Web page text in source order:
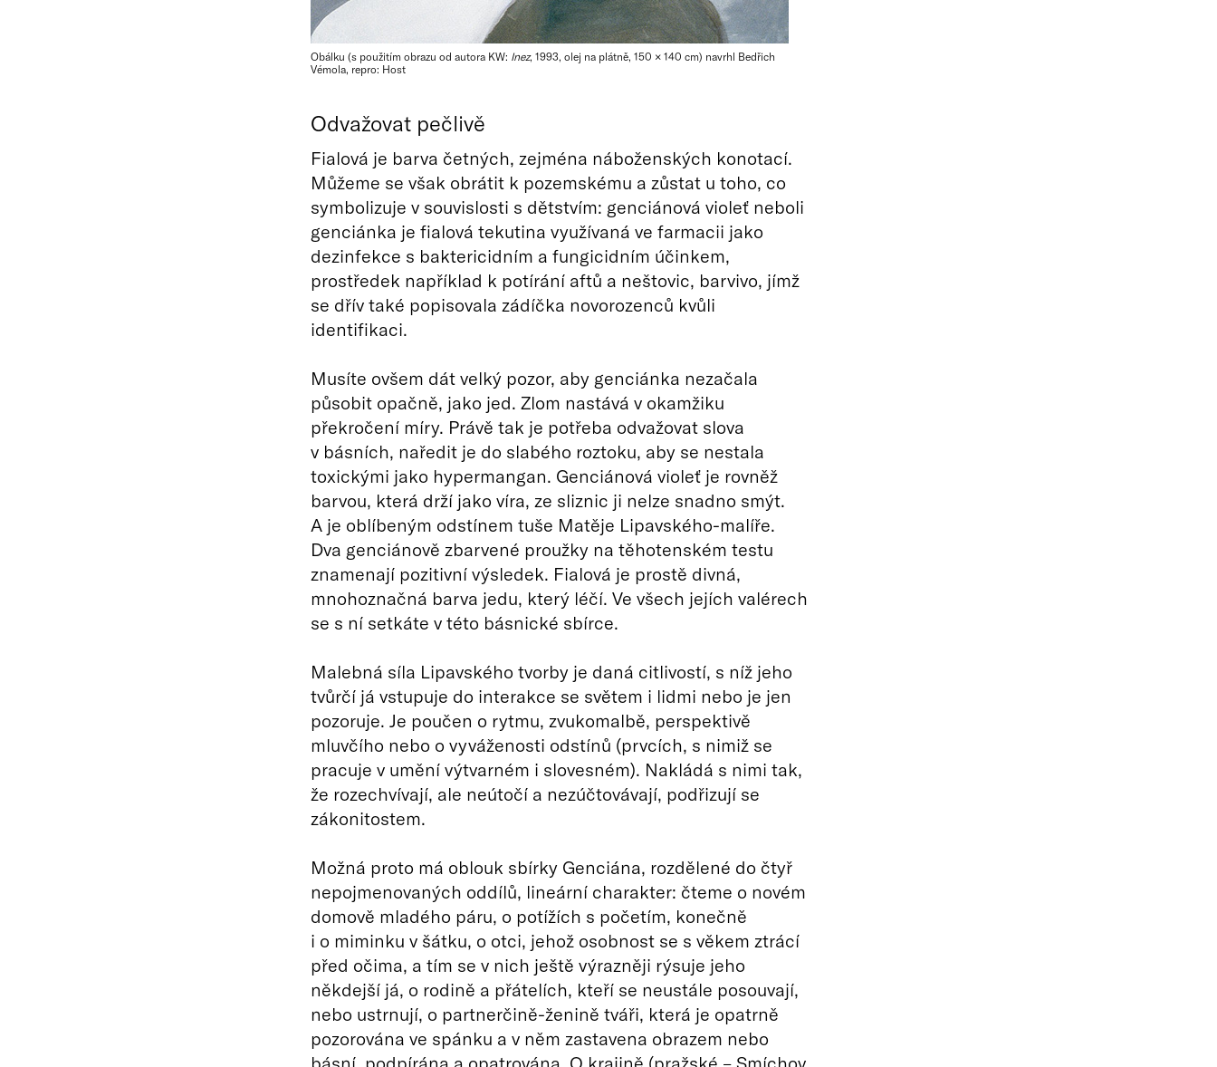
Obálku (s použitím obrazu od autora KW: Inez, 1993, olej na plátně, 150 × 140 cm) navrhl Bedřich
Vémola, repro: Host
Odvažovat pečlivě
Fialová je barva četných, zejména náboženských konotací.
Můžeme se však obrátit k pozemskému a zůstat u toho, co
symbolizuje v souvislosti s dětstvím: genciánová violeť neboli
genciánka je fialová tekutina využívaná ve farmacii jako
dezinfekce s baktericidním a fungicidním účinkem,
prostředek například k potírání aftů a neštovic, barvivo, jímž
se dřív také popisovala zádíčka novorozenců kvůli
identifikaci.
Musíte ovšem dát velký pozor, aby genciánka nezačala
působit opačně, jako jed. Zlom nastává v okamžiku
překročení míry. Právě tak je potřeba odvažovat slova
v básních, naředit je do slabého roztoku, aby se nestala
toxickými jako hypermangan. Genciánová violeť je rovněž
barvou, která drží jako víra, ze sliznic ji nelze snadno smýt.
A je oblíbeným odstínem tuše Matěje Lipavského-malíře.
Dva genciánově zbarvené proužky na těhotenském testu
znamenají pozitivní výsledek. Fialová je prostě divná,
mnohoznačná barva jedu, který léčí. Ve všech jejích valérech
se s ní setkáte v této básnické sbírce.
Malebná síla Lipavského tvorby je daná citlivostí, s níž jeho
tvůrčí já vstupuje do interakce se světem i lidmi nebo je jen
pozoruje. Je poučen o rytmu, zvukomalbě, perspektivě
mluvčího nebo o vyváženosti odstínů (prvcích, s nimiž se
pracuje v umění výtvarném i slovesném). Nakládá s nimi tak,
že rozechvívají, ale neútočí a nezúčtovávají, podřizují se
zákonitostem.
Možná proto má oblouk sbírky Genciána, rozdělené do čtyř
nepojmenovaných oddílů, lineární charakter: čteme o novém
domově mladého páru, o potížích s početím, konečně
i o miminku v šátku, o otci, jehož osobnost se s věkem ztrácí
před očima, a tím se v nich ještě výrazněji rýsuje jeho
někdejší já, o rodině a přátelích, kteří se neustále posouvají,
nebo ustrnují, o partnerčině-ženině tváři, která je opatrně
pozorována ve spánku a v něm zastavena obrazem nebo
básní, podpírána a opatrována. O krajině (pražské – Smíchov